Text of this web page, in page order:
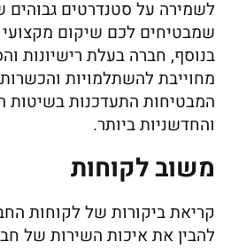
לשמירה על סטנדרטים גבוהים
שמבטיחים לכם שיקום מקצועי
בנוסף, חברה בעלת רישיונות
מחוייבת להשתלמויות
המבטיחות התעדכנות
והחדשניות ביותר.
משוב לקוחות
קריאת ביקורות של לקוחות
להבין את איכות השירות של